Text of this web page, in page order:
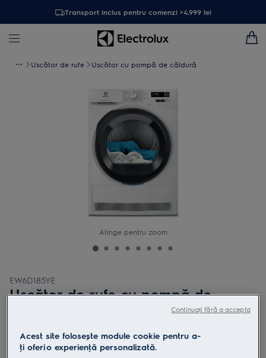
Transport inclus pentru comenzi >4.999 lei
Uscător de rufe Uscător cu pompă de căldură
Atinge pentru zoom
EW6D185YE
Uscător de rufe cu pompă de
căldură GentleCare 600
EW6D185YE
Acest site folosește module cookie pentru a-
ţi oferi o experienţă personalizată.
Continuați fără a accepta